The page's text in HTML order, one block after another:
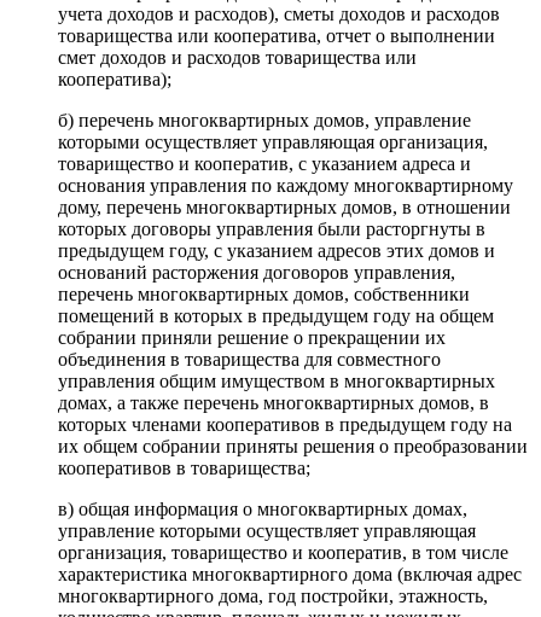
учета доходов и расходов), сметы доходов и расходов
товарищества или кооператива, отчет о выполнении
смет доходов и расходов товарищества или
кооператива);
б) перечень многоквартирных домов, управление
которыми осуществляет управляющая организация,
товарищество и кооператив, с указанием адреса и
основания управления по каждому многоквартирному
дому, перечень многоквартирных домов, в отношении
которых договоры управления были расторгнуты в
предыдущем году, с указанием адресов этих домов и
оснований расторжения договоров управления,
перечень многоквартирных домов, собственники
помещений в которых в предыдущем году на общем
собрании приняли решение о прекращении их
объединения в товарищества для совместного
управления общим имуществом в многоквартирных
домах, а также перечень многоквартирных домов, в
которых членами кооперативов в предыдущем году на
их общем собрании приняты решения о преобразовании
кооперативов в товарищества;
в) общая информация о многоквартирных домах,
управление которыми осуществляет управляющая
организация, товарищество и кооператив, в том числе
характеристика многоквартирного дома (включая адрес
многоквартирного дома, год постройки, этажность,